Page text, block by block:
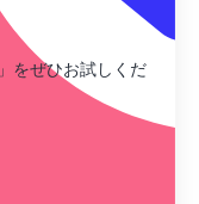
をぜひお試しくだ